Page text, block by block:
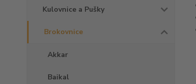
Kulovnice a Pušky
Brokovnice
Akkar
Baikal